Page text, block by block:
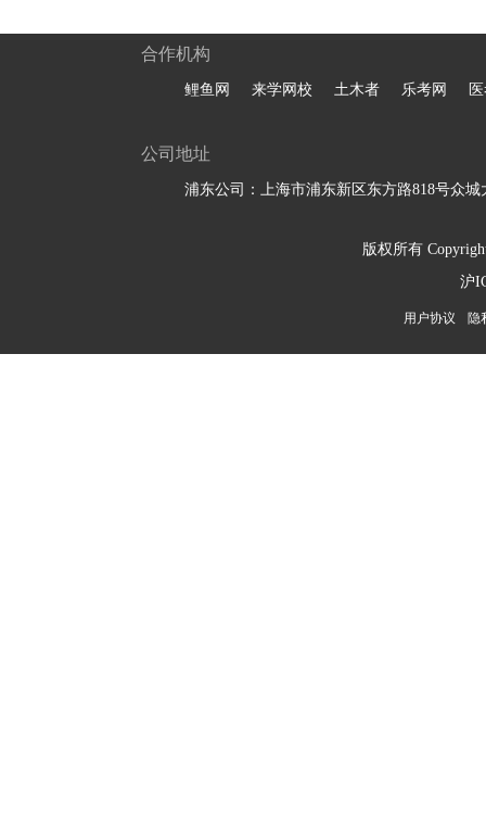
合作机构
鲤鱼网 来学网校 土木者 乐考网
公司地址
浦东公司：上海市浦东新区东方路818号众城
版权所有
沪
用户协议 隐